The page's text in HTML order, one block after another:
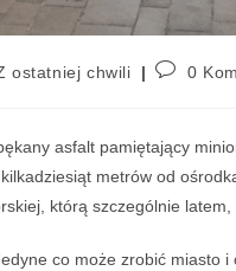
ostatniej chwili 0
asfalt pamiętający
metrów od
którą szczególnie latem,
co może zrobić miasto